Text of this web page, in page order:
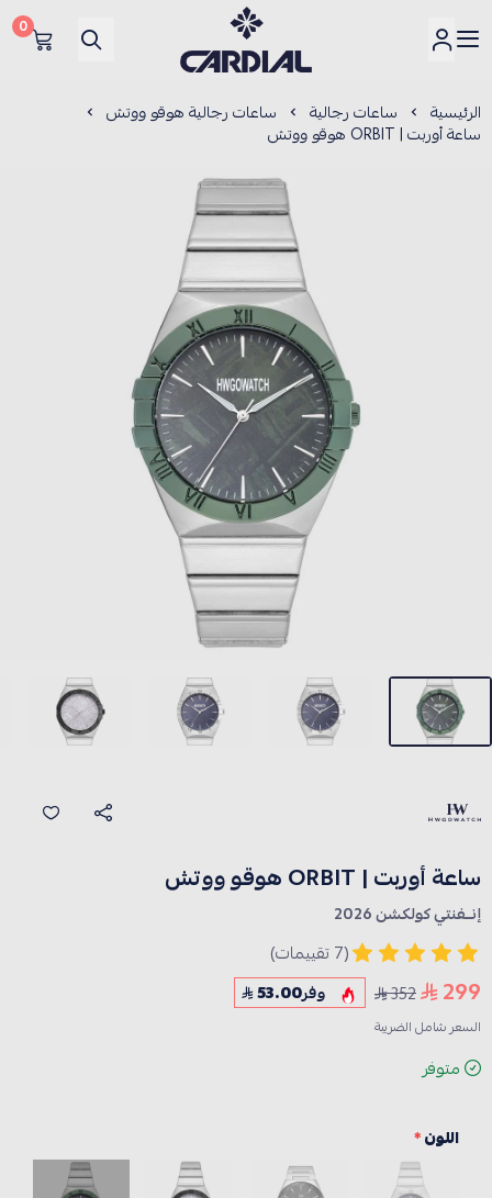
كارديــال
0
الرئيسية ساعات رجالية ساعات رجالية هوقو ووتش
ساعة أوربت | ORBIT هوقو ووتش
ساعة أوربت | ORBIT هوقو ووتش
إنــفنتي كولكشن 2026
(7 تقييمات)
299
352 وفر53.00
السعر شامل الضريبة
متوفر
اللون*